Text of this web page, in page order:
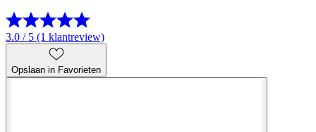
3.0 / 5 (1 klantreview)
Opslaan in Favorieten